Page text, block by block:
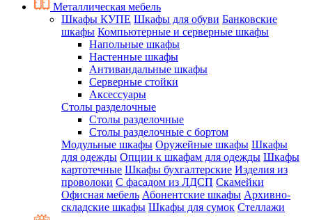
Металлическая мебель
Шкафы КУПЕ Шкафы для обуви Банковские
шкафы Компьютерные и серверные шкафы
Напольные шкафы
Настенные шкафы
Антивандальные шкафы
Серверные стойки
Аксессуары
Столы разделочные
Столы разделочные
Столы разделочные с бортом
Модульные шкафы Оружейные шкафы Шкафы
для одежды Опции к шкафам для одежды Шкафы
картотечные Шкафы бухгалтерские Изделия из
проволоки С фасадом из ЛДСП Скамейки
Офисная мебель Абонентские шкафы Архивно-
складские шкафы Шкафы для сумок Стеллажи